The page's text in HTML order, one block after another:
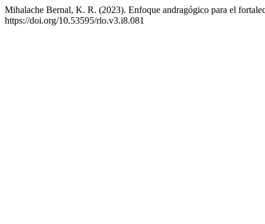
Mihalache Bernal, K. R. (2023). Enfoque andragógico para el
https://doi.org/10.53595/rlo.v3.i8.081